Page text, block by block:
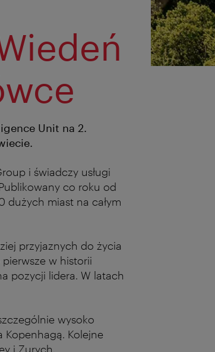
Unit na 2.
i świadczy usługi
co roku od
dużych miast na całym
przyjaznych do życia
w historii
pozycji lidera. W latach
wysoko
Kolejne
i Zurych.